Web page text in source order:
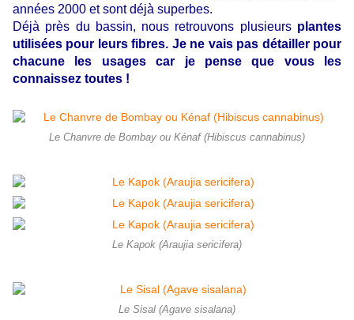
années 2000 et sont déjà superbes.
Déjà près du bassin, nous retrouvons plusieurs plantes
utilisées pour leurs fibres. Je ne vais pas détailler pour
chacune les usages car je pense que vous les
connaissez toutes !
Le Chanvre de Bombay ou Kénaf (Hibiscus cannabinus)
Le Kapok (Araujia sericifera)
Le Sisal (Agave sisalana)